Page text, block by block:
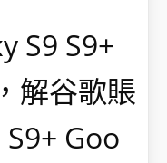
S9 S9+
解谷歌賬
Goo